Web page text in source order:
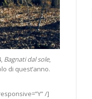
Bagnati dal sole,
di quest’anno.
/]